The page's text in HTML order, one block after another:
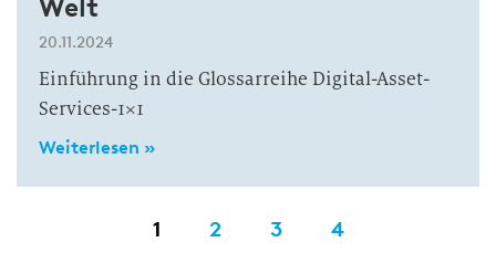
Welt
20.11.2024
Einführung in die Glossarreihe Digital-Asset-
Services-1×1
Weiterlesen »
1 2 3 4